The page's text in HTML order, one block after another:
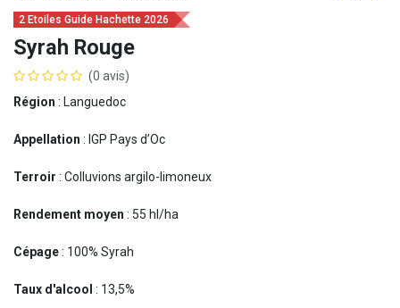
2 Etoiles Guide Hachette 2026
Syrah Rouge
(0 avis)
Région : Languedoc
Appellation : IGP Pays d’Oc
Terroir : Colluvions argilo-limoneux
Rendement moyen : 55 hl/ha
Cépage: 100% Syrah
Taux d'alcool : 13,5%